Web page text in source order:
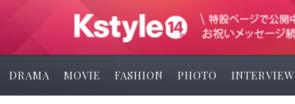
DRAMA MOVIE FASHION PHOTO INTERVIEW